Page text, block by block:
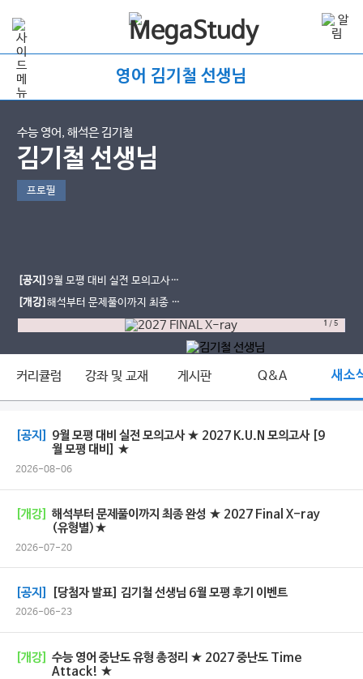
영어 김기철 선생님
수능 영어, 해석은 김기철
김기철 선생님
프로필
[공지]9월 모평 대비 실전 모의고사
★ 2027 K.U.N 모의고사 [9월 모평
대비] ★
[개강]해석부터 문제풀이까지 최종 완
성 ★ 2027 Final X-ray (유형별)★
1 /5
커리큘럼 강좌 및 교재 게시판 Q&A 새소
[공지]
9월 모평 대비 실전 모의고사 ★ 2027 K.U.N 모의고사 [9
월 모평 대비] ★
2026-08-06
[개강]
해석부터 문제풀이까지 최종 완성 ★ 2027 Final X-ray
(유형별)★
2026-07-20
[공지] [당첨자 발표] 김기철 선생님 6월 모평 후기 이벤트
2026-06-23
[개강]
수능 영어 중난도 유형 총정리 ★ 2027 중난도 Time
Attack! ★